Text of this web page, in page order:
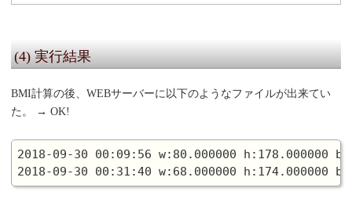
(4) 実行結果
BMI計算の後、WEBサーバーに以下のようなファイルが出来てい
た。 → OK!
2018-09-30 00:09:56 w:80.000000 h:178.000000